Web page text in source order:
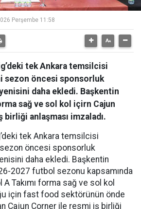
Perşembe 11:58
tek Ankara temsilcisi
sezon öncesi sponsorluk
daha ekledi. Başkentin
sağ ve sol kol içirn Cajun
anlaşması imzaladı.
tek Ankara temsilcisi
öncesi sponsorluk
daha ekledi. Başkentin
2027 futbol sezonu kapsamında
Takımı forma sağ ve sol kol
için fast food sektörünün önde
Cajun Corner ile resmi iş birliği